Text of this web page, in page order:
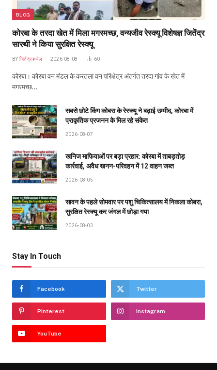
BLOG
कोरबा के तरदा खेत में मिला मगरमच्छ, वन्यजीव रेस्क्यू विशेषज्ञ जितेंद्र
सारथी ने किया सुरक्षित रेस्क्यू
BY जितेंद्र हथेल 2026-08-08 60
कोरबा। कोरबा वन मंडल के करतला वन परिक्षेत्र अंतर्गत तरदा गांव के खेत में
मगरमच्छ…
सबसे छोटे किंग कोबरा के रेस्क्यू ने बढ़ाई उम्मीद, कोरबा में
प्राकृतिक प्रजनन के मिल रहे संकेत
2026-08-07
खनिज माफियाओं पर बड़ा प्रहार: कोरबा में ताबड़तोड़
कार्रवाई, अवैध खनन-परिवहन में 12 वाहन जब्त
2026-08-05
सावन के पहले सोमवार पर पशु चिकित्सालय में निकला कोबरा,
सुरक्षित रेस्क्यू कर जंगल में छोड़ा गया
2026-08-03
Stay In Touch
Facebook Twitter
Pinterest Instagram
YouTube